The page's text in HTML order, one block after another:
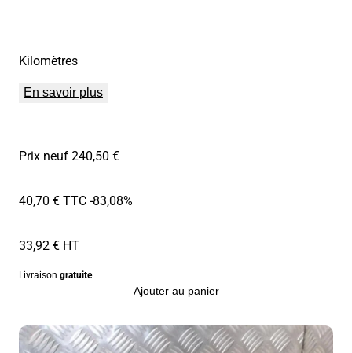
Kilomètres
En savoir plus
Prix neuf 240,50 €
40,70 € TTC-83,08%
33,92 € HT
Livraison gratuite
Ajouter au panier